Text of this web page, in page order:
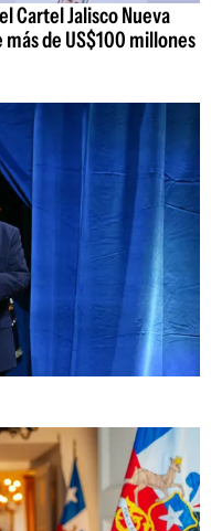
Cartel Jalisco Nueva
más de US$100 millones